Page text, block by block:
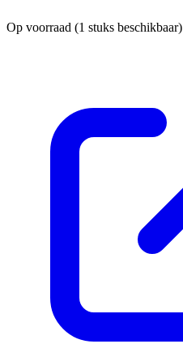
Op voorraad (1 stuks beschikbaar)